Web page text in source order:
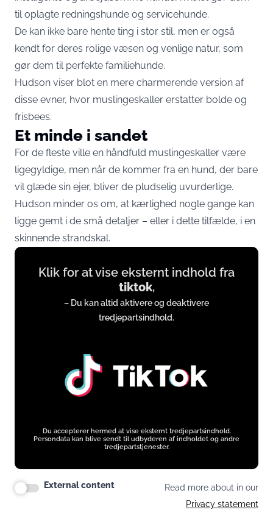
til oplagte redningshunde og servicehunde.
De kan ikke bare hente ting i stor stil, men er også
kendt for deres rolige væsen og venlige natur, som
gør dem til perfekte familiehunde.
Hudson viser blot en mere charmerende version af
disse evner, hvor muslingeskaller erstatter bolde og
frisbees.
Et minde i sandet
For de fleste ville en håndfuld muslingeskaller være
ligegyldige, men når de kommer fra en hund, der bare
vil glæde sin ejer, bliver de pludselig uvurderlige.
Hudson minder os om, at kærlighed nogle gange kan
ligge gemt i de små detaljer – eller i dette tilfælde, i en
skinnende strandskal.
Display
content
www.tiktok.com
Klik for at vise eksternt indhold fra
tiktok,
– Du kan altid aktivere og deaktivere
tredjepartsindhold.
Du accepterer hermed at vise eksternt tredjepartsindhold.
Persondata kan blive sendt til udbyderen af indholdet og andre
tredjepartstjenester.
External content
Read more about in our
Privacy statement